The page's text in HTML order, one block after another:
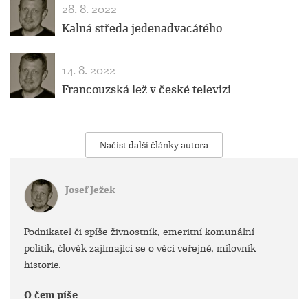
28. 8. 2022
Kalná středa jedenadvacátého
14. 8. 2022
Francouzská lež v české televizi
Načíst další články autora
Josef Ježek
Podnikatel či spíše živnostník, emeritní komunální
politik, člověk zajímající se o věci veřejné, milovník
historie.
O čem píše